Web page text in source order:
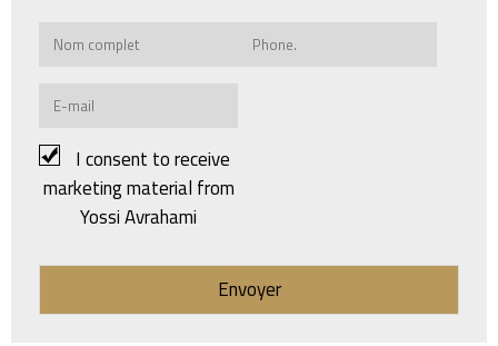
I consent to receive
marketing material from
Yossi Avrahami